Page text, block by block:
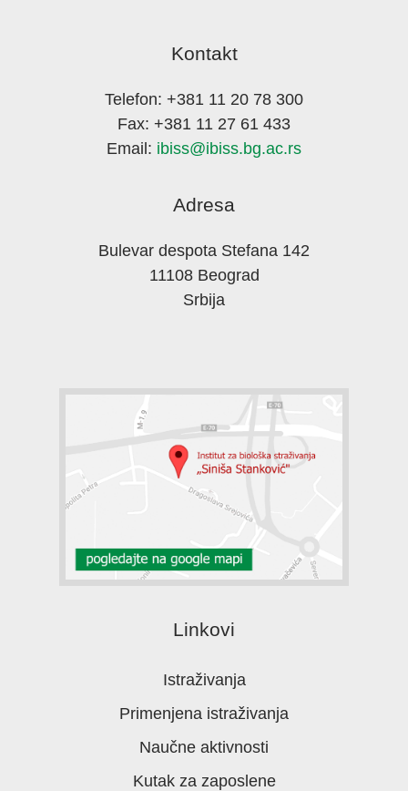
Kontakt
Telefon: +381 11 20 78 300
Fax: +381 11 27 61 433
Email: ibiss@ibiss.bg.ac.rs
Adresa
Bulevar despota Stefana 142
11108 Beograd
Srbija
Linkovi
Istraživanja
Primenjena istraživanja
Naučne aktivnosti
Kutak za zaposlene